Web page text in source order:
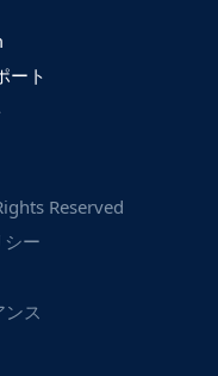
ート
Reserved
ー
ス